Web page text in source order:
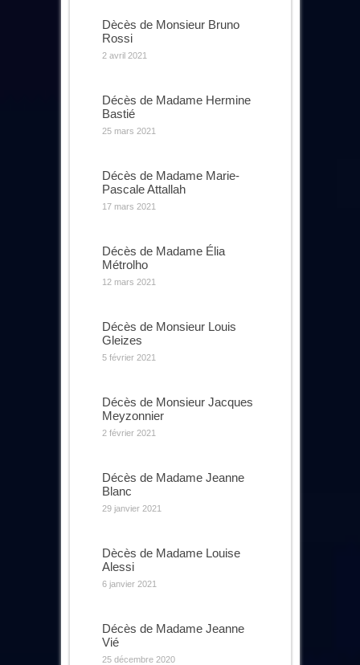
Dècès de Monsieur Bruno
Rossi
2 avril 2021
Décès de Madame Hermine
Bastié
25 mars 2021
Décès de Madame Marie-
Pascale Attallah
17 mars 2021
Décès de Madame Élia
Métrolho
12 mars 2021
Décès de Monsieur Louis
Gleizes
5 février 2021
Décès de Monsieur Jacques
Meyzonnier
2 février 2021
Décès de Madame Jeanne
Blanc
29 janvier 2021
Dècès de Madame Louise
Alessi
6 janvier 2021
Décès de Madame Jeanne
Vié
25 décembre 2020